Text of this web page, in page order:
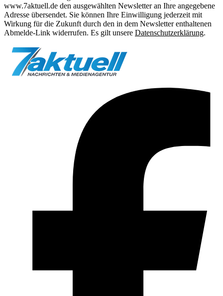
www.7aktuell.de den ausgewählten Newsletter an Ihre angegebene
Adresse übersendet. Sie können Ihre Einwilligung jederzeit mit
Wirkung für die Zukunft durch den in dem Newsletter enthaltenen
Abmelde-Link widerrufen. Es gilt unsere Datenschutzerklärung.